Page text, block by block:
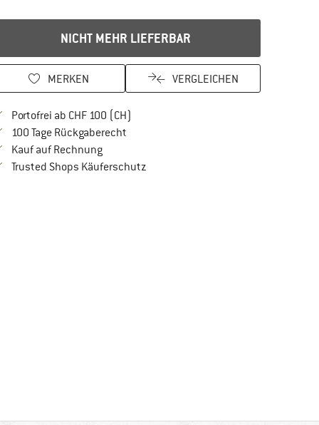
NICHT MEHR LIEFERBAR
MERKEN VERGLEICHEN
Portofrei ab CHF 100 (CH)
100 Tage RückgaberechtGehe hier zu den Rückgabe-Richtlinien
Kauf auf RechnungFinde die Zahlungs-Infos hier! Öffnet sich in
Trusted Shops KäuferschutzFinde alle Infos hier!